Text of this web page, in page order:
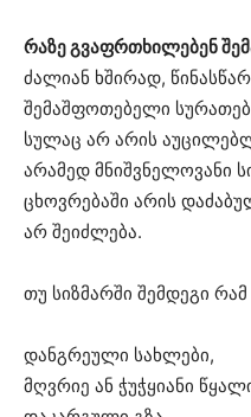
რაზე გვაფრთხილებენ
ძალიან ხშირად,
შემაშფოთებელი
სულაც არ არის
არამედ მნიშვნელოვანი
ცხოვრებაში არის
არ შეიძლება.
თუ სიზმარში შემდეგი რამ
დანგრეული სახლები,
მღვრიე ან ჭუჭყიანი